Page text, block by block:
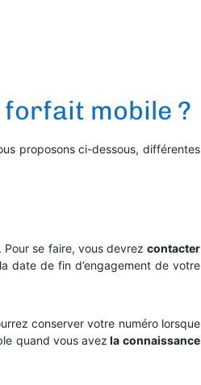
forfait mobile ?
proposons ci-dessous, différentes
Pour se faire, vous devrez contacter
date de fin d’engagement de votre
conserver votre numéro lorsque
quand vous avez la connaissance